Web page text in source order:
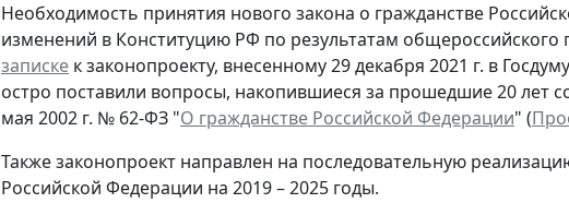
Необходимость принятия нового закона о гражданстве
изменений в Конституцию РФ по результатам общероссийского
записке к законопроекту, внесенному 29 декабря 2021 г. в
остро поставили вопросы, накопившиеся за прошедшие 20 лет
мая 2002 г. № 62-ФЗ "О гражданстве Российской Федерации" (
Также законопроект направлен на последовательную
Российской Федерации на 2019 – 2025 годы.